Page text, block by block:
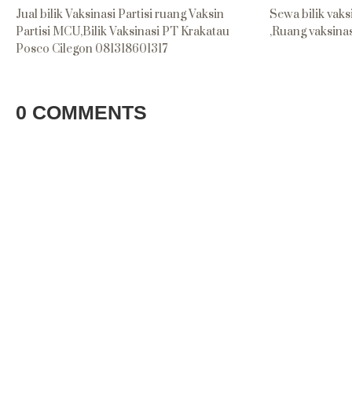
Jual bilik Vaksinasi Partisi ruang Vaksin
Partisi MCU,Bilik Vaksinasi PT Krakatau
Posco Cilegon 081318601317
Sewa bilik
,Ruang
0 COMMENTS